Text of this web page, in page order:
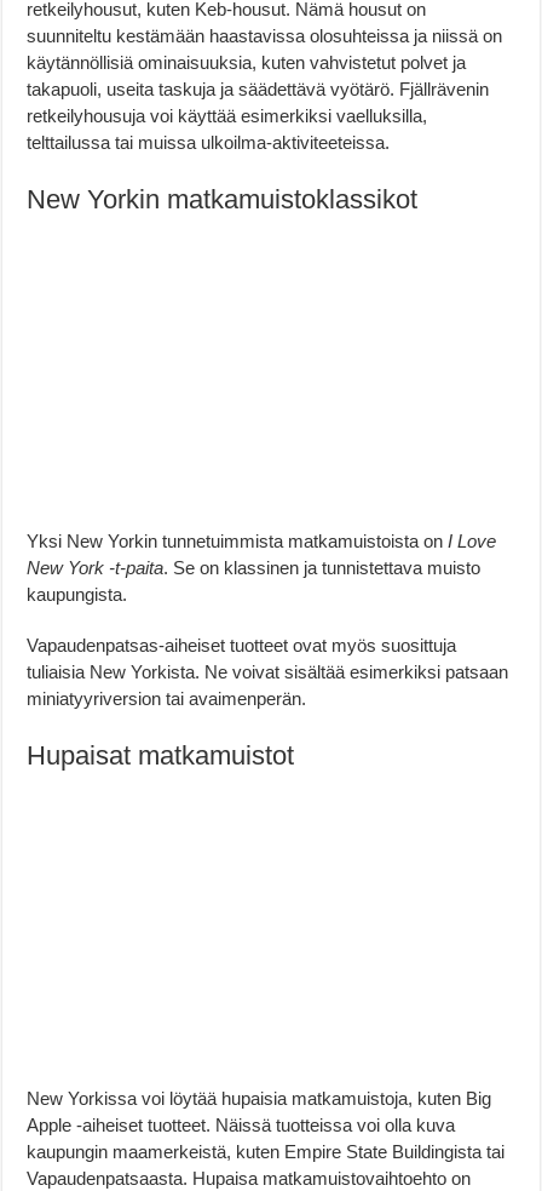
retkeilyhousut, kuten Keb-housut. Nämä housut on
suunniteltu kestämään haastavissa olosuhteissa ja niissä on
käytännöllisiä ominaisuuksia, kuten vahvistetut polvet ja
takapuoli, useita taskuja ja säädettävä vyötärö. Fjällrävenin
retkeilyhousuja voi käyttää esimerkiksi vaelluksilla,
telttailussa tai muissa ulkoilma-aktiviteeteissa.
New Yorkin matkamuistoklassikot
Yksi New Yorkin tunnetuimmista matkamuistoista onI Love
New York -t-paita. Se on klassinen ja tunnistettava muisto
kaupungista.
Vapaudenpatsas-aiheiset tuotteet ovat myös suosittuja
tuliaisia New Yorkista. Ne voivat sisältää esimerkiksi patsaan
miniatyyriversion tai avaimenperän.
Hupaisat matkamuistot
New Yorkissa voi löytää hupaisia matkamuistoja, kuten Big
Apple -aiheiset tuotteet. Näissä tuotteissa voi olla kuva
kaupungin maamerkeistä, kuten Empire State Buildingista tai
Vapaudenpatsaasta. Hupaisa matkamuistovaihtoehto on